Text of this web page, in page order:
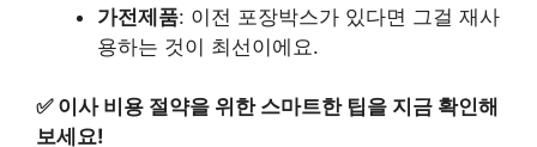
가전제품: 이전 포장박스가 있다면 그걸 재사
용하는 것이 최선이에요.
✅ 이사 비용 절약을 위한 스마트한 팁을 지금 확인해
보세요!